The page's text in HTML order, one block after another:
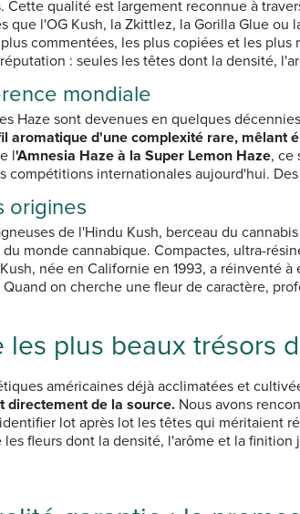
qualité est largement reconnue à
l'OG Kush, la Zkittlez, la Gorilla Glue
commentées, les plus copiées et les
: seules les têtes dont la densité,
mondiale
Haze sont devenues en quelques
aromatique d'une complexité rare, mêlant
l'Amnesia Haze à la Super Lemon Haze, ce
internationales aujourd'hui.
origines
de l'Hindu Kush, berceau du
monde cannabique. Compactes, ultra-
Kush, née en Californie en 1993, a réinventé
on cherche une fleur de caractère,
les plus beaux trésors
américaines déjà acclimatées et
directement de la source. Nous avons
lot après lot les têtes qui méritaient
fleurs dont la densité, l'arôme et la